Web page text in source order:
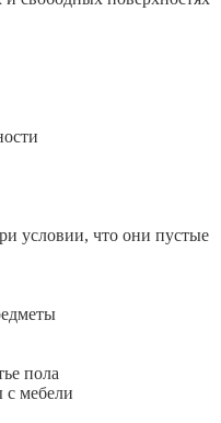
условии, что они пустые
пола
мебели